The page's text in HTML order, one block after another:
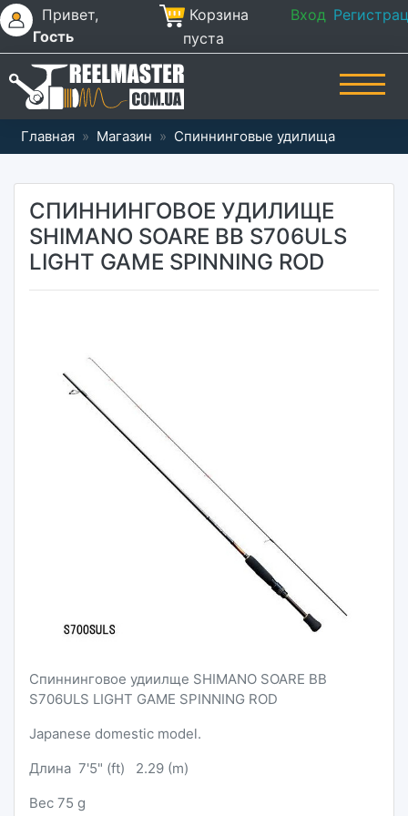
Привет,
Гость
Корзина
пуста
Вход
Главная » Магазин » Спиннинговые удилища
СПИННИНГОВОЕ УДИЛИЩЕ
SHIMANO SOARE BB S706ULS
LIGHT GAME SPINNING ROD
Спиннинговое удиилще SHIMANO SOARE BB
S706ULS LIGHT GAME SPINNING ROD
Japanese domestic model.
Длина 7'5" (ft) 2.29 (m)
Вес 75 g